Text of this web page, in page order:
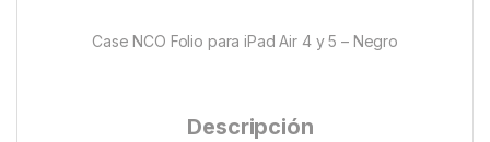
Case NCO Folio para iPad Air 4 y 5 – Negro
Descripción